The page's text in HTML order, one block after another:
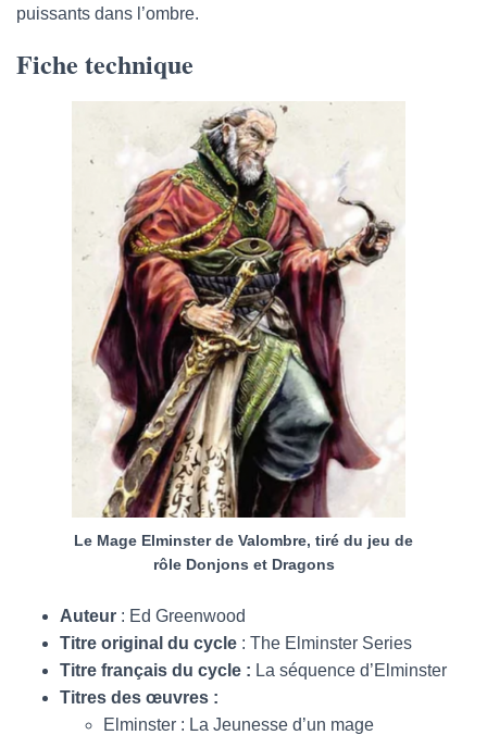
puissants dans l’ombre.
Fiche technique
Le Mage Elminster de Valombre, tiré du jeu de
rôle Donjons et Dragons
Auteur : Ed Greenwood
Titre original du cycle : The Elminster Series
Titre français du cycle : La séquence d’Elminster
Titres des œuvres :
Elminster : La Jeunesse d’un mage